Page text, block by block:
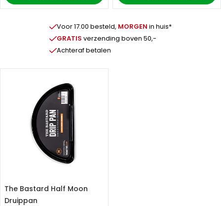
The Bastard Half Moon
Druippan
Voor 17.00 besteld, MORGEN in huis*
GRATIS verzending boven 50,-
Achteraf betalen